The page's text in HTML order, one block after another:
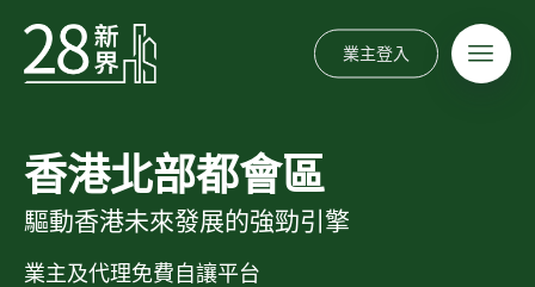
業主登入
香港北部都會區
驅動香港未來發展的強勁引擎
業主及代理免費自讓平台